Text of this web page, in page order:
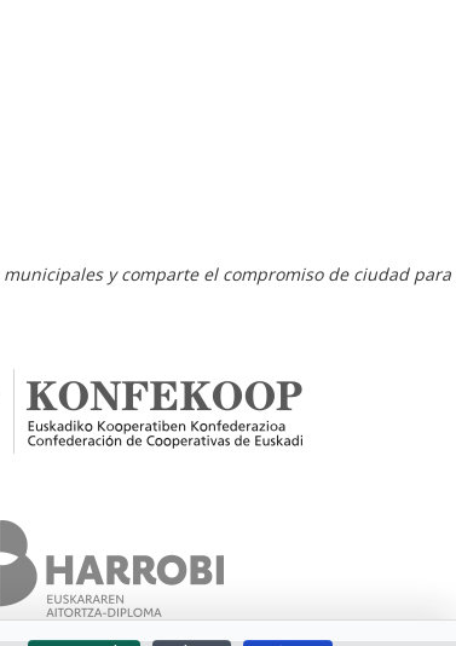
y comparte el compromiso de ciudad para